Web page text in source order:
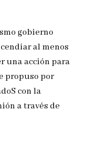
gobierno
al menos
una acción para
propuso por
con la
a través de